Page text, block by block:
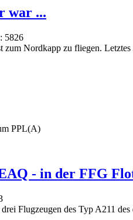
war ...
5826
- in der FFG